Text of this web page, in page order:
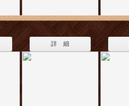
詳 細